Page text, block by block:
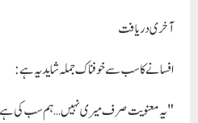
آخری دریافت
افسانے کا سب سے خوفناک جملہ شاید یہ ہے:
"یہ معنویت صرف میری نہیں… ہم سب کی